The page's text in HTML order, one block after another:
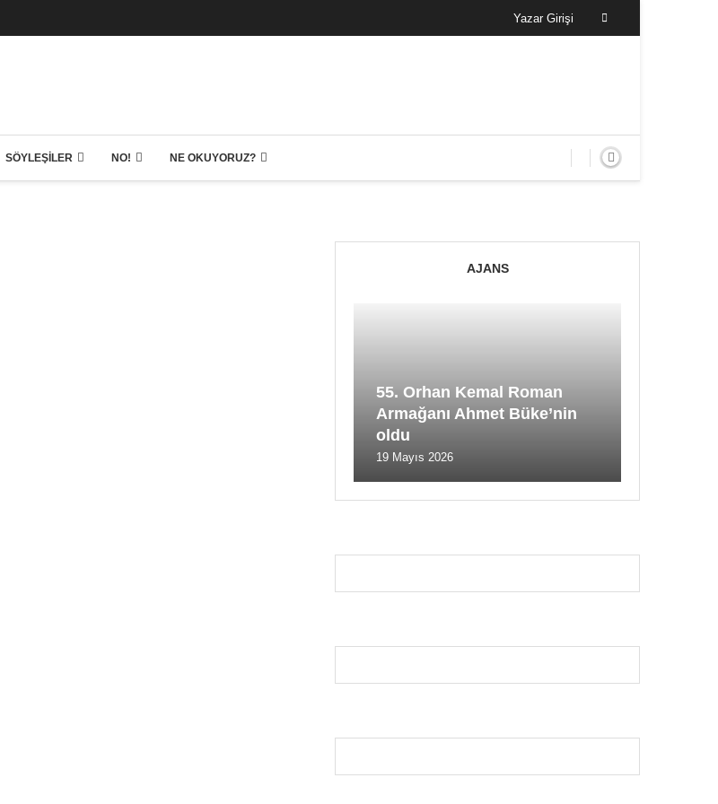
Yazar Girişi
SÖYLEŞILER NO! NE OKUYORUZ?
AJANS
55. Orhan Kemal Roman
Armağanı Ahmet Büke’nin
oldu
19 Mayıs 2026